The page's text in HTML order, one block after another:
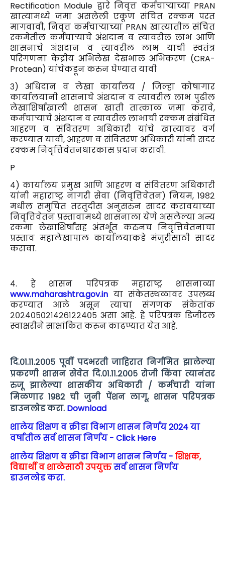
Rectification Module द्वारे निवृत्त कर्मचाऱ्याच्या PRAN
खात्यामध्ये जमा असलेली एकूण संचित रक्कम परत
मागवावी, निवृत्त कर्मचाऱ्याच्या PRAN खात्यातील संचित
रकमेतील कर्मचाऱ्याचे अंशदान व त्यावरील लाभ आणि
शासनाचे अंशदान व त्यावरील लाभ याची स्वतंत्र
परिगणना केंद्रीय अभिलेख देखभाल अभिकरण (CRA-
Protean) यांचेकडून करुन घेण्यात यावी
३) अधिदान व लेखा कार्यालय / जिल्हा कोषागार
कार्यालयानी शासनाचे अंशदान व त्यावरील लाभ पुढील
लेखाशिर्षाखाली शासन खाती तात्काळ जमा करावे,
कर्मचाऱ्याचे अंशदान व त्यावरील लाभाची रक्कम संबंधित
आहरण व संवितरण अधिकारी यांचे खात्यावर वर्ग
करण्यात यावी, आहरण व संवितरण अधिकारी यांनी सदर
रक्कम निवृत्तिवेतनधारकास प्रदान करावी.
P
४) कार्यालय प्रमुख आणि आहरण व संवितरण अधिकारी
यांनी महाराष्ट्र नागरी सेवा (निवृत्तिवेतन) नियम, १९८२
मधील समुचित तरतुदीस अनुसरुन सादर करावयाच्या
निवृत्तिवेतन प्रस्तावामध्ये शासनाला येणे असलेल्या अन्य
रकमा लेखाशिर्षांसह अंतर्भूत करुनच निवृत्तिवेतनाचा
प्रस्ताव महालेखापाल कार्यालयाकडे मंजुरीसाठी सादर
करावा.
४. हे शासन परिपत्रक महाराष्ट्र शासनाव्या
www.maharashtra.gov.in या संकेतस्थळावर उपलब्ध
करण्यात आले असून त्याचा संगणक संकेतांक
२०२४०५०२१४२६१२२४०५ असा आहे. हे परिपत्रक डिजीटल
स्वाक्षरीने साक्षांकित करुन काढण्यात येत आहे.
दि.०१.११.२००५ पूर्वी पदभरती जाहिरात निर्गमित झालेल्या
प्रकरणी शासन सेवेत दि.०१.११.२००५ रोजी किंवा त्यानंतर
रुजू झालेल्या शासकीय अधिकारी / कर्मचारी यांना
मिळणार 1982 ची जुनी पेंशन लागू, शासन परिपत्रक
डाउनलोड करा. Download
शालेय शिक्षण व क्रीडा विभाग शासन निर्णय 2024 या
वर्षातील सर्व शासन निर्णय - Click Here
शालेय शिक्षण व क्रीडा विभाग शासन निर्णय - शिक्षक,
विद्यार्थी व शाळेसाठी उपयुक्तसर्व शासन निर्णय
डाउनलोड करा.